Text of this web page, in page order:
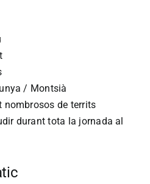
/ Montsià
nombrosos de territs
durant tota la jornada al